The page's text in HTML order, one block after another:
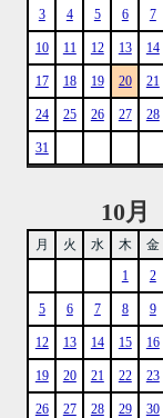
3 4 5 6 7
10 11 12 13 14
17 18 19 20 21
24 25 26 27 28
31
10月
月 火 水 木 金
1
2
5 6 7 8 9
12 13 14 15 16
19 20 21 22 23
26 27 28 29 30